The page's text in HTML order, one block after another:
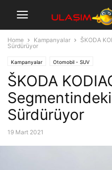
Home Kampanyalar
ŠKODA
Sürdürüyor
Kampanyalar Otomobil - SUV
ŠKODA
Segmentindeki
Sürdürüyor
19 Mart 2021